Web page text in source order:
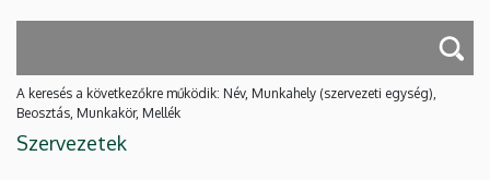
A keresés a következőkre működik: Név, Munkahely (szervezeti egység),
Beosztás, Munkakör, Mellék
Szervezetek